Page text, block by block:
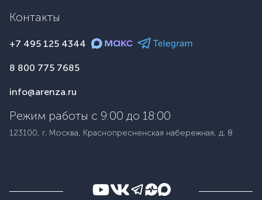
Контакты
+7 495 125 4344
8 800 775 7685
info@arenza.ru
Режим работы с 9:00 до 18:00
123100, г. Москва, Краснопресненская набережная, д. 8